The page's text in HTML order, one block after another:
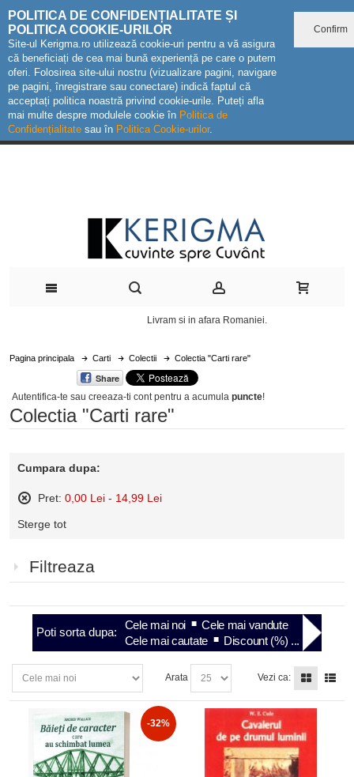
POLITICA DE CONFIDENȚIALITATE ȘI
POLITICA COOKIE-URILOR
Site-ul Kerigma.ro utilizează cookie-uri pentru a vă asigura
că beneficiați de cea mai bună experiență pe care o putem
oferi. Folosirea site-ului nostru (vizualizare pagini, navigare
pe pagini, înregistrare sau conectare) indică faptul că
acceptați politica noastră privind cookie-urile. Puteți afla
mai multe despre modulele cookie în Politica de
Confidențialitate sau în Politica Cookie-urilor.
Confirm
Livram si in afara Romaniei.
Pagina principala Carti Colectii Colectia "Carti rare"
Share
Autentifica-te sau creeaza-ti contpentru a acumula puncte!
Colectia "Carti rare"
Cumpara dupa:
Pret: 0,00 Lei - 14,99 Lei
acest
Sterge tot
Filtreaza
Poti sorta dupa:
Cele mai noi
Cele mai vandute
Cele mai cautate
Discount (%) ...
Arata Vezi ca:
-32%